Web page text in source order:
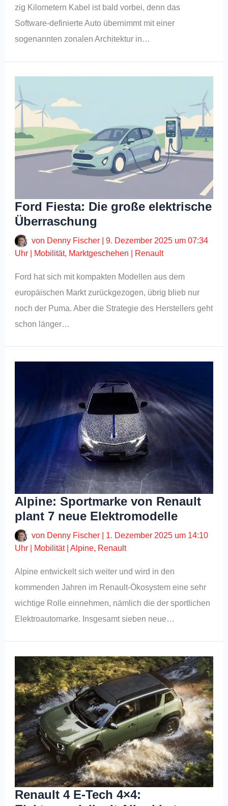
zig Kilometern Kabel ist bald vorbei, denn das
Software-definierte Auto übernimmt mit einer
sogenannten zonalen Architektur in…
Ford Fiesta: Die große elektrische
Überraschung
von Denny Fischer |9. Dezember 2025 um 07:34
Uhr
Mobilität, Marktgeschehen Renault
Ford hat sich mit kompakten Modellen aus dem
europäischen Markt zurückgezogen, übrig blieb nur
noch der Puma. Aber die Strategie des Herstellers geht
schon länger…
Alpine: Sportmarke von Renault
plant 7 neue Elektromodelle
von Denny Fischer
1. Dezember 2025 um 14:10
Uhr
Mobilität|Alpine, Renault
Alpine entwickelt sich weiter und wird in den
kommenden Jahren im Renault-Ökosystem eine sehr
wichtige Rolle einnehmen, nämlich die der sportlichen
Elektroautomarke. Insgesamt sieben neue…
Renault 4 E-Tech 4×4: